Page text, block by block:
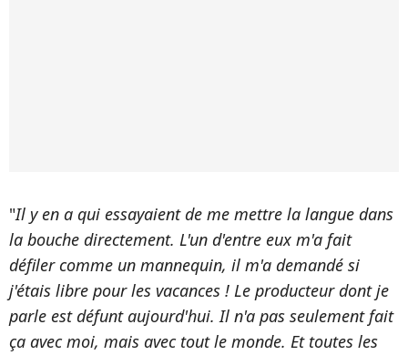
"Il y en a qui essayaient de me mettre la langue dans
la bouche directement. L'un d'entre eux m'a fait
défiler comme un mannequin, il m'a demandé si
j'étais libre pour les vacances ! Le producteur dont je
parle est défunt aujourd'hui. Il n'a pas seulement fait
ça avec moi, mais avec tout le monde. Et toutes les